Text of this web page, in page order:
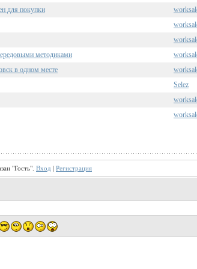
для покупки
методиками
в одном месте
Selez
"Гость". Вход | Регистрация